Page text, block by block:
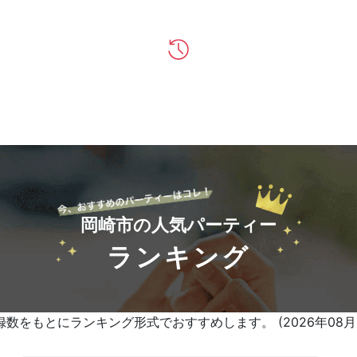
岡崎市の人気パーティー
ランキング
をもとにランキング形式でおすすめします。 (2026年08